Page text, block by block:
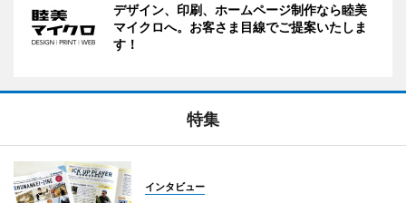
デザイン、印刷、ホームページ制作なら睦美
マイクロへ。お客さま目線でご提案いたしま
す！
特集
インタビュー